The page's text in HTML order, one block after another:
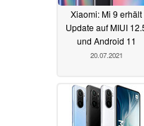
Xiaomi: Mi 9 erhält
Update auf MIUI
und Android 11
20.07.2021